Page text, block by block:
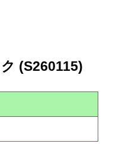
(S260115)